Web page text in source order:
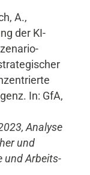
A.,
der KI-
In: GfA,
Analyse
und
und Arbeits-